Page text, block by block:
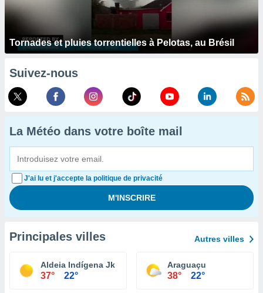
Tornades et pluies torrentielles à Pelotas, au Brésil
Suivez-nous
La Météo dans votre boîte mail
J'ai lu et j'accepte la politique de privacité
Principales villes Autres villes
Aldeia Indígena Jk
37° 22°
Araguaçu
38° 22°